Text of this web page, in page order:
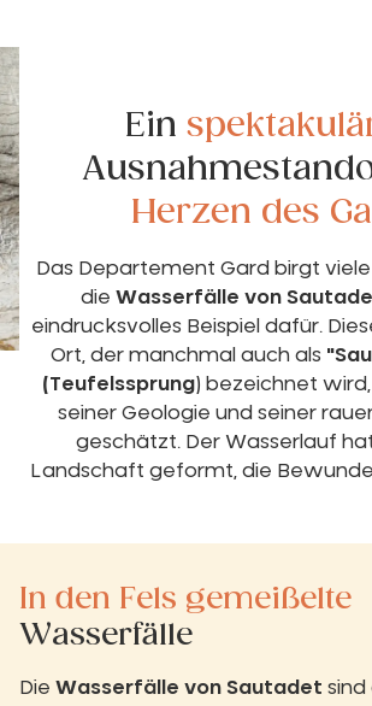
Ein
Herzen des
Das Departement Gard birgt
die Wasserfälle von
eindrucksvolles Beispiel dafür.
Ort, der manchmal auch als
(Teufelssprung) bezeichnet
seiner Geologie und seiner
geschätzt. Der Wasserlauf
Landschaft geformt, die
In den Fels gemeißelte
Wasserfälle
Die Wasserfälle von Sautadet sind